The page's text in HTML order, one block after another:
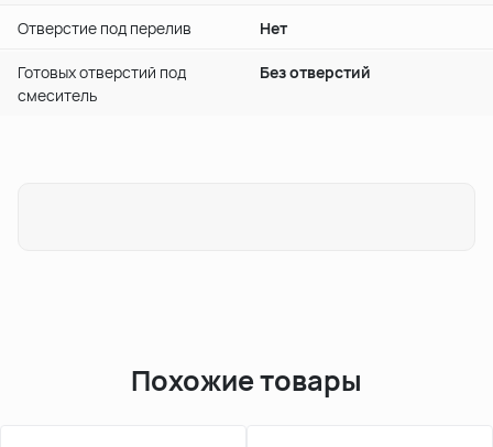
Отверстие под перелив Нет
Готовых отверстий под
смеситель
Без отверстий
Похожие товары